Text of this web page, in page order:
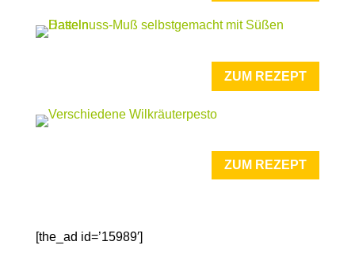
ZUM REZEPT
ZUM REZEPT
[the_ad id=’15989′]